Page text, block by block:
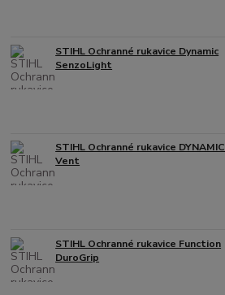
STIHL Ochranné rukavice Dynamic
SenzoLight
STIHL Ochranné rukavice DYNAMIC
Vent
STIHL Ochranné rukavice Function
DuroGrip